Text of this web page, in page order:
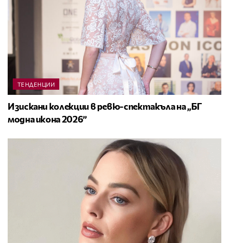
ТЕНДЕНЦИИ
Изискани колекции в ревю-спектакъла на „БГ
модна икона 2026”